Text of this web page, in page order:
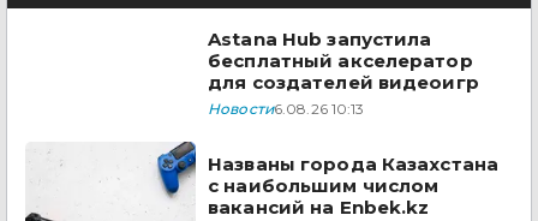
Astana Hub запустила
бесплатный акселератор
для создателей видеоигр
Новости6.08.26 10:13
Названы города Казахстана
с наибольшим числом
вакансий на Enbek.kz